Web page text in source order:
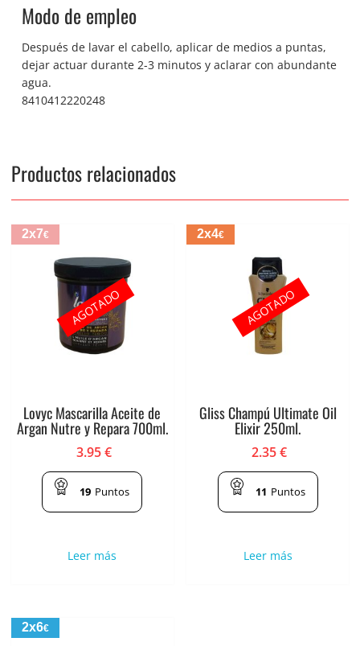
Modo de empleo
Después de lavar el cabello, aplicar de medios a puntas,
dejar actuar durante 2-3 minutos y aclarar con abundante
agua.
8410412220248
Productos relacionados
2x7€
Lovyc Mascarilla Aceite de
Argan Nutre y Repara 700ml.
3.95€
19 Puntos
Leer más
AGOTADO
2x4€
Gliss Champú Ultimate Oil
Elixir 250ml.
2.35€
11 Puntos
Leer más
AGOTADO
2x6€